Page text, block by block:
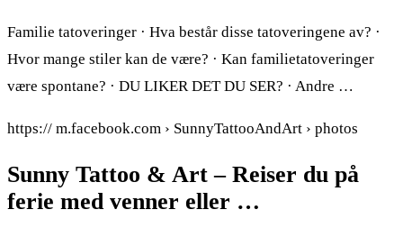
Familie tatoveringer · Hva består disse tatoveringene av? ·
Hvor mange stiler kan de være? · Kan familietatoveringer
være spontane? · DU LIKER DET DU SER? · Andre …
https:// m.facebook.com › SunnyTattooAndArt › photos
Sunny Tattoo & Art – Reiser du på
ferie med venner eller …